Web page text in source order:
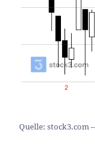
Quelle: stock3.com